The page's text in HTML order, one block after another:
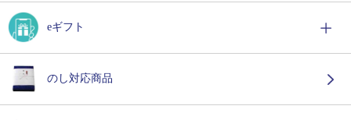
eギフト
のし対応商品